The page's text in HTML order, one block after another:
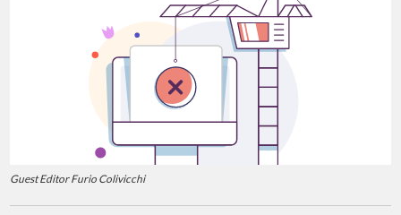
Guest Editor Furio Colivicchi